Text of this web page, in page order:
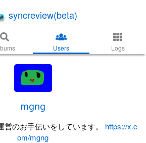
syncreview(beta)
Users Logs
mgng
のお手伝いをしています。 https://x.c
om/mgng